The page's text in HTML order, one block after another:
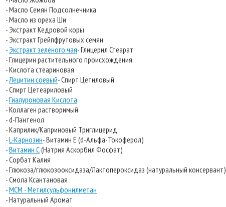
- Масло Семян Подсолнечника
- Масло из ореха Ши
- Экстракт Кедровой коры
- Экстракт Грейпфрутовых семян
- Экстракт зеленого чая- Глицерил Стеарат
- Глицерин растительного происхождения
- Кислота стеариновая
-Лецитин соевый- Спирт Цетиловый
- Спирт Цетеариловый
-Гиалуроновая Кислота
- Коллаген растворимый
- d-Пантенол
- Каприлик/Каприновый Триглицерид
-L-Карнозин- Витамин Е (d-Альфа-Токоферол)
-Витамин С(Натрия Аскорбил Фосфат)
- Сорбат Калия
- Глюкоза/глюкозооксидаза/Лактопероксидаз (натуральный консервант)
- Смола Ксантановая
-МСМ - Метилсульфонилметан
- Натуральный Аромат